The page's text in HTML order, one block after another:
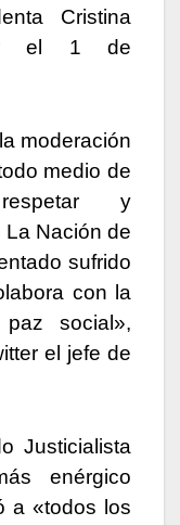
Cristina
el 1 de
moderación
medio de
y
La Nación de
sufrido
con la
social»,
el jefe de
Justicialista
enérgico
a «todos los